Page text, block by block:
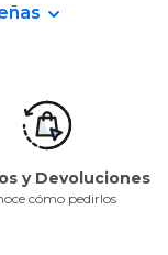
y Devoluciones
cómo pedirlos